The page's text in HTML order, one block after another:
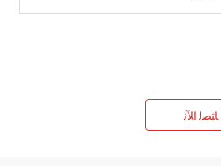
ﺎﺘﺼﻟ ﺍﻶﻧ